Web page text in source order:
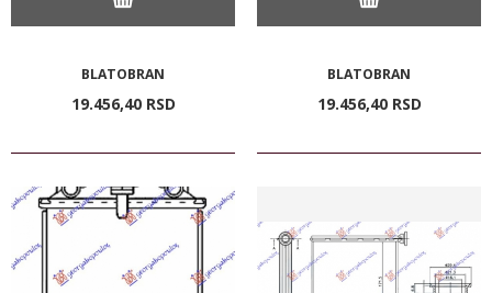
BLATOBRAN
19.456,40 RSD
BLATOBRAN
19.456,40 RSD